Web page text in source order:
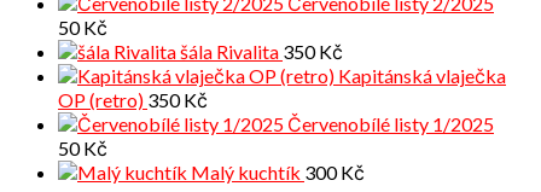
50Kč
šála Rivalita 350Kč
Kapitánská vlaječka
OP (retro) 350Kč
Červenobílé listy 1/2025
50Kč
Malý kuchtík 300Kč